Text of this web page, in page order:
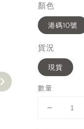
顏色
港碼10號
貨況
現貨
數量